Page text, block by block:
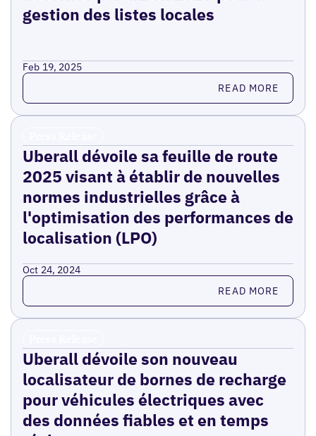
gestion des listes locales
Feb 19, 2025
Read more READ MORE
Uberall dévoile sa feuille de route
2025 visant à établir de nouvelles
normes industrielles grâce à
l'optimisation des performances de
localisation (LPO)
Oct 24, 2024
Read more READ MORE
Uberall dévoile son nouveau
localisateur de bornes de recharge
pour véhicules électriques avec
des données fiables et en temps